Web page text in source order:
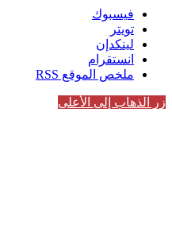
فيسبوك
تويتر
لينكدإن
انستقرام
ملخص الموقع RSS
زر الذهاب إلى الأعلى